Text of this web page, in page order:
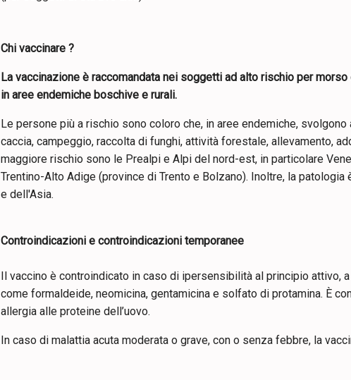
Chi vaccinare ?
La vaccinazione è raccomandata nei soggetti ad alto rischio per
in aree endemiche boschive e rurali.
Le persone più a rischio sono coloro che, in aree endemiche,
caccia, campeggio, raccolta di funghi, attività forestale, allevamento,
maggiore rischio sono le Prealpi e Alpi del nord-est, in particolare
Trentino-Alto Adige (province di Trento e Bolzano). Inoltre, la
e dell'Asia.
Controindicazioni e controindicazioni temporanee
Il vaccino è controindicato in caso di ipersensibilità al principio attivo,
come formaldeide, neomicina, gentamicina e solfato di protamina. È
allergia alle proteine dell’uovo.
In caso di malattia acuta moderata o grave, con o senza febbre, la